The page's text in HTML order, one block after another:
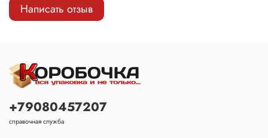
Написать отзыв
+79080457207
справочная служба